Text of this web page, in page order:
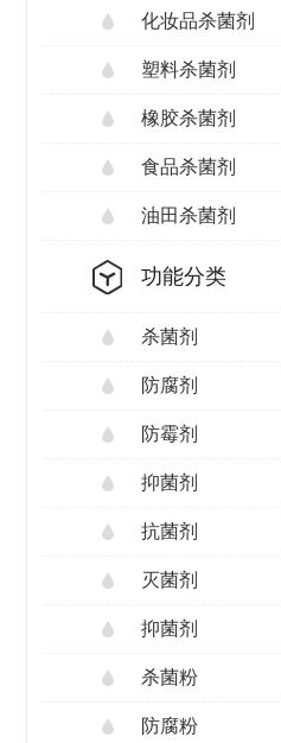
化妆品杀菌剂
塑料杀菌剂
橡胶杀菌剂
食品杀菌剂
油田杀菌剂
功能分类
杀菌剂
防腐剂
防霉剂
抑菌剂
抗菌剂
灭菌剂
抑菌剂
杀菌粉
防腐粉